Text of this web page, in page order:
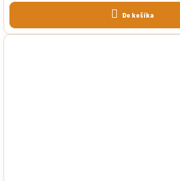
Do košíka